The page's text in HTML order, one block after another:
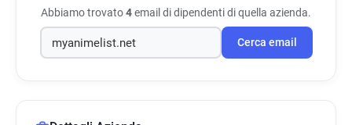
Abbiamo trovato4email di dipendenti di quella azienda.
Cerca email